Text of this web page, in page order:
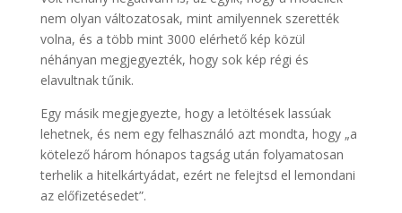
nem olyan változatosak, mint amilyennek szerették
volna, és a több mint 3000 elérhető kép közül
néhányan megjegyezték, hogy sok kép régi és
elavultnak tűnik.
Egy másik megjegyezte, hogy a letöltések lassúak
lehetnek, és nem egy felhasználó azt mondta, hogy „a
kötelező három hónapos tagság után folyamatosan
terhelik a hitelkártyádat, ezért ne felejtsd el lemondani
az előfizetésedet”.